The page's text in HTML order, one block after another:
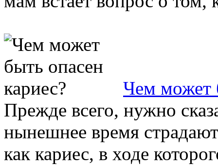
Чем может
Прежде всего, нужно
нынешнее время
как кариес, в ходе